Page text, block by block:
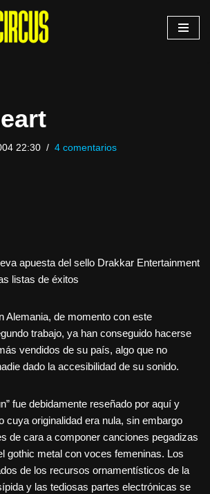
22:30 4 comentarios
apuesta del sello Drakkar Entertainment
listas de éxitos
Alemania, de momento con este
trabajo, ya han conseguido hacerse
vendidos de su país, algo que no
dado la accesibilidad de su sonido.
fue debidamente reseñado por aquí y
cuya originalidad era nula, sin embargo
de cara a componer canciones pegadizas
gothic metal con voces femeninas. Los
de los recursos ornamentísticos de la
y las tediosas partes electrónicas se